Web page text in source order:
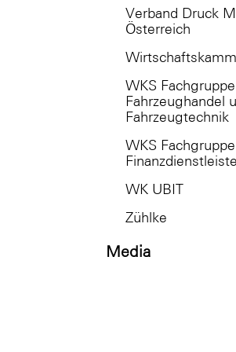
Verband Druck
Österreich
WKS Fachgruppe
Fahrzeughandel
Fahrzeugtechnik
WKS Fachgruppe
WK UBIT
Zühlke
Media